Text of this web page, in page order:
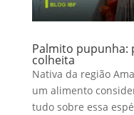
Palmito pupunha:
colheita
Nativa da região
um alimento
tudo sobre essa